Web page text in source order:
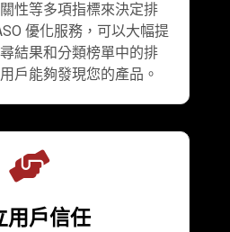
性等多項指標來決定排
優化服務，可以大幅提
結果和分類榜單中的排
戶能夠發現您的產品。
用戶信任